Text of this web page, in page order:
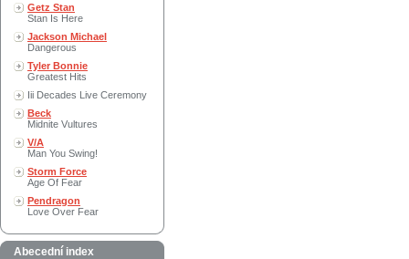
Getz Stan
Stan Is Here
Jackson Michael
Dangerous
Tyler Bonnie
Greatest Hits
Iii Decades Live Ceremony
Beck
Midnite Vultures
V/A
Man You Swing!
Storm Force
Age Of Fear
Pendragon
Love Over Fear
Abecední index